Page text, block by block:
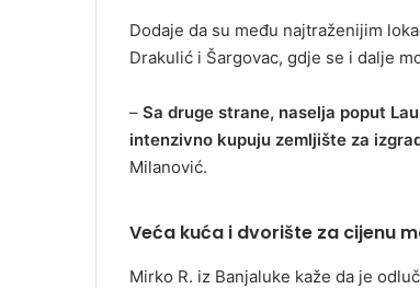
Dodaje da su među najtraženijim
Drakulić i Šargovac, gdje se i dalje
– Sa druge strane, naselja poput
intenzivno kupuju zemljište za
Milanović.
Veća kuća i dvorište za cijenu
Mirko R. iz Banjaluke kaže da je